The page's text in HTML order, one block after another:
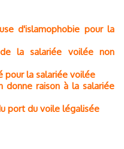
d'islamophobie pour la
la salariée voilée non
pour la salariée voilée
donne raison à la salariée
port du voile légalisée